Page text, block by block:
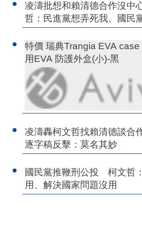
凌濤批想和賴清德合作沒
哲：民進黨想弄死我、國民
特價 瑞典Trangia EVA
用EVA 防護外盒(小)-黑
凌濤轟柯文哲找賴清德談
逐字稿反擊：莫名其妙
國民黨推鞭刑公投 柯文哲
用、解決國家問題沒用